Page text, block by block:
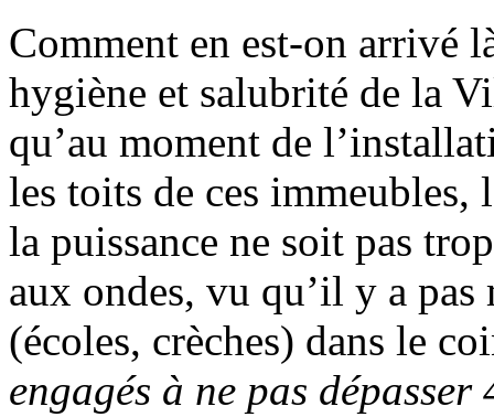
Comment en est-on arrivé
hygiène et salubrité de la
qu’au moment de
les toits de ces immeubles,
la puissance ne soit pas
aux ondes, vu qu’il y a
(écoles, crèches) dans le
engagés à ne pas